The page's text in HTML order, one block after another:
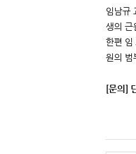
임남규
생의 근
한편 임
원의 범
[문의]